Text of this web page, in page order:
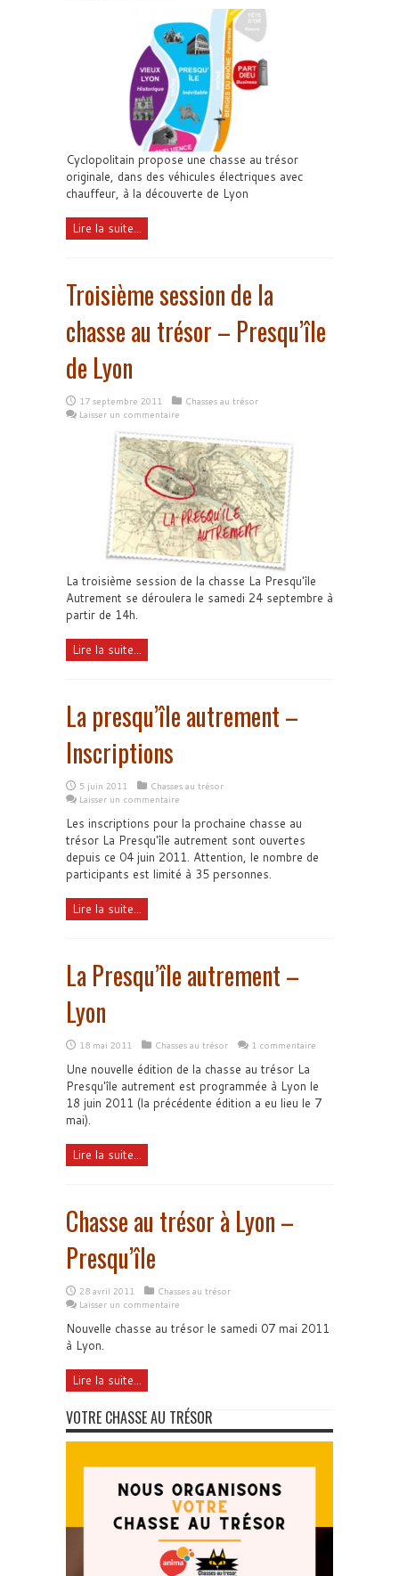
Cyclopolitain propose une chasse au trésor
originale, dans des véhicules électriques avec
chauffeur, à la découverte de Lyon
Lire la suite...
Troisième session de la
chasse au trésor – Presqu’île
de Lyon
17 septembre 2011
Chasses au trésor
Laisser un commentaire
La troisième session de la chasse La Presqu'île
Autrement se déroulera le samedi 24 septembre à
partir de 14h.
Lire la suite...
La presqu’île autrement –
Inscriptions
5 juin 2011
Chasses au trésor
Laisser un commentaire
Les inscriptions pour la prochaine chasse au
trésor La Presqu'île autrement sont ouvertes
depuis ce 04 juin 2011. Attention, le nombre de
participants est limité à 35 personnes.
Lire la suite...
La Presqu’île autrement –
Lyon
18 mai 2011 Chasses au trésor 1 commentaire
Une nouvelle édition de la chasse au trésor La
Presqu'île autrement est programmée à Lyon le
18 juin 2011 (la précédente édition a eu lieu le 7
mai).
Lire la suite...
Chasse au trésor à Lyon –
Presqu’île
28 avril 2011
Chasses au trésor
Laisser un commentaire
Nouvelle chasse au trésor le samedi 07 mai 2011
à Lyon.
Lire la suite...
VOTRE CHASSE AU TRÉSOR